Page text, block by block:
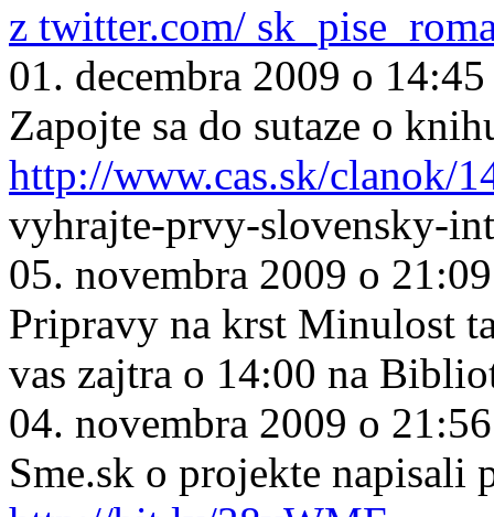
z twitter.com/
01. decembra 2009 o 14:45
Zapojte sa do sutaze o
http://www.cas.sk/clanok/
vyhrajte-prvy-slovensky-
05. novembra 2009 o 21:09
Pripravy na krst Minulost
vas zajtra o 14:00 na
04. novembra 2009 o 21:56
Sme.sk o projekte napisali